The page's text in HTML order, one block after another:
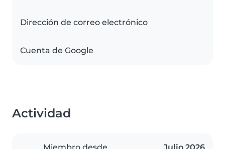
Dirección de correo electrónico
Cuenta de Google
Actividad